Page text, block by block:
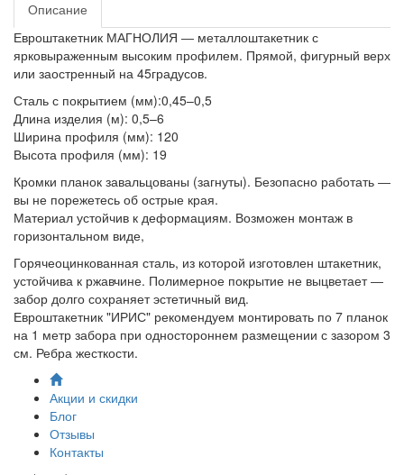
Описание
Евроштакетник МАГНОЛИЯ ― металлоштакетник с
ярковыраженным высоким профилем. Прямой, фигурный верх
или заостренный на 45градусов.
Сталь с покрытием (мм):0,45–0,5
Длина изделия (м): 0,5–6
Ширина профиля (мм): 120
Высота профиля (мм): 19
Кромки планок завальцованы (загнуты). Безопасно работать ―
вы не порежетесь об острые края.
Материал устойчив к деформациям. Возможен монтаж в
горизонтальном виде,
Горячеоцинкованная сталь, из которой изготовлен штакетник,
устойчива к ржавчине. Полимерное покрытие не выцветает ―
забор долго сохраняет эстетичный вид.
Евроштакетник "ИРИС" рекомендуем монтировать по 7 планок
на 1 метр забора при одностороннем размещении с зазором 3
см. Ребра жесткости.
Акции и скидки
Блог
Отзывы
Контакты